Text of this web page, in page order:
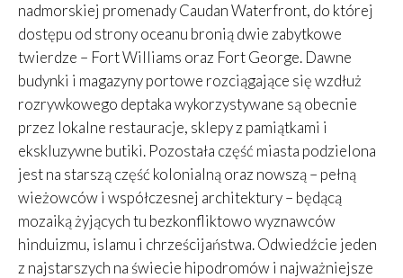
nadmorskiej promenady Caudan Waterfront, do której
dostępu od strony oceanu bronią dwie zabytkowe
twierdze – Fort Williams oraz Fort George. Dawne
budynki i magazyny portowe rozciągające się wzdłuż
rozrywkowego deptaka wykorzystywane są obecnie
przez lokalne restauracje, sklepy z pamiątkami i
ekskluzywne butiki. Pozostała część miasta podzielona
jest na starszą część kolonialną oraz nowszą – pełną
wieżowców i współczesnej architektury – będącą
mozaiką żyjących tu bezkonfliktowo wyznawców
hinduizmu, islamu i chrześcijaństwa. Odwiedźcie jeden
z najstarszych na świecie hipodromów i najważniejsze